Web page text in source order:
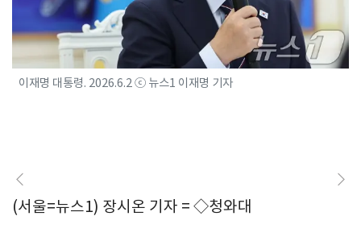
이재명 대통령. 2026.6.2 ⓒ 뉴스1 이재명 기자
(서울=뉴스1) 장시온 기자 = ◇청와대